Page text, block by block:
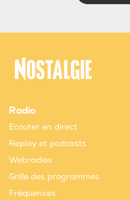
Radio
Ecouter en direct
Replay et podcasts
Webradios
Grille des programmes
Fréquences